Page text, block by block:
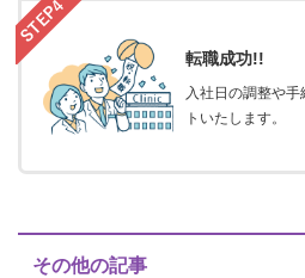
転職成功!!
入社日の調整や
トいたします。
その他の記事